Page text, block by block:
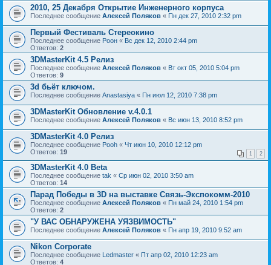
2010, 25 Декабря Открытие Инженерного корпуса
Последнее сообщение Алексей Поляков « Пн дек 27, 2010 2:32 pm
Первый Фестиваль Стереокино
Последнее сообщение Pоон « Вс дек 12, 2010 2:44 pm
Ответов: 2
3DMasterKit 4.5 Релиз
Последнее сообщение Алексей Поляков « Вт окт 05, 2010 5:04 pm
Ответов: 9
3d бьёт ключом.
Последнее сообщение Anastasiya « Пн июл 12, 2010 7:38 pm
3DMasterKit Обновление v.4.0.1
Последнее сообщение Алексей Поляков « Вс июн 13, 2010 8:52 pm
3DMasterKit 4.0 Релиз
Последнее сообщение Pooh « Чт июн 10, 2010 12:12 pm
Ответов: 19 1 2
3DMasterKit 4.0 Beta
Последнее сообщение tak « Ср июн 02, 2010 3:50 am
Ответов: 14
Парад Победы в 3D на выставке Связь-Экспокомм-2010
Последнее сообщение Алексей Поляков « Пн май 24, 2010 1:54 pm
Ответов: 2
"У ВАС ОБНАРУЖЕНА УЯЗВИМОСТЬ"
Последнее сообщение Алексей Поляков « Пн апр 19, 2010 9:52 am
Nikon Corporate
Последнее сообщение Ledmaster « Пт апр 02, 2010 12:23 am
Ответов: 4